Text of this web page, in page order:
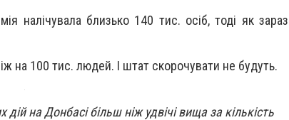
налічувала близько 140 тис. осіб, тоді як зараз
на 100 тис. людей. І штат скорочувати не будуть.
на Донбасі більш ніж удвічі вища за кількість